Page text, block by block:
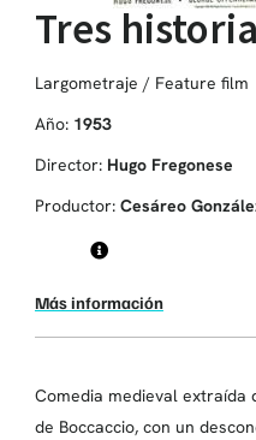
Tres
Largometraje / Feature film
Año: 1953
Director: Hugo Fregonese
Productor: Cesáreo
Más información
Comedia medieval extraída
de Boccaccio, con un